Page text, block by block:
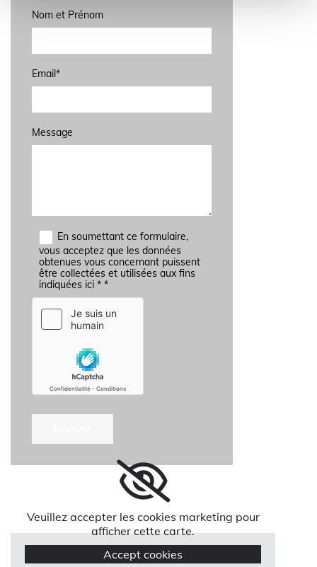
Nom et Prénom
Email*
Message
En soumettant ce formulaire,
vous acceptez que les données
obtenues vous concernant puissent
être collectées et utilisées aux fins
indiquées ici * *
Veuillez accepter les cookies marketing pour
afficher cette carte.
Accept cookies